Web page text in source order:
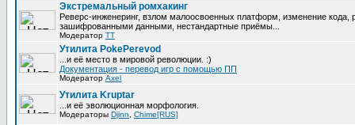
Экстремальный ромхакинг
Реверс-инженеринг, взлом малоосвоенных платформ, изменение кода,
зашифрованными данными, нестандартные приёмы...
Модератор TT
Утилита PokePerevod
...и её место в мировой революции. :)
Документация - перевод игр с помощью ПП
Модератор Axel
Утилита Kruptar
...и её эволюционная морфология.
Модераторы Djinn Chime[RUS]